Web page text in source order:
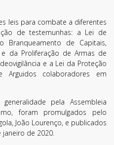
leis para combate a diferentes
de testemunhas: a Lei de
Branqueamento de Capitais,
da Proliferação de Armas de
e a Lei da Proteção
Arguidos colaboradores em
pela Assembleia
foram promulgados pelo
João Lourenço, e publicados
de 2020.